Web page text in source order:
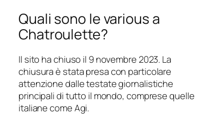
Quali sono le various a
Chatroulette?
Il sito ha chiuso il 9 novembre 2023. La
chiusura è stata presa con particolare
attenzione dalle testate giornalistiche
principali di tutto il mondo, comprese quelle
italiane come Agi.